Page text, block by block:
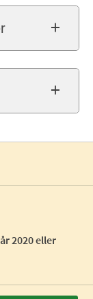
2020 eller